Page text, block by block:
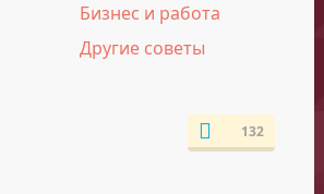
Бизнес и работа
Другие советы
132